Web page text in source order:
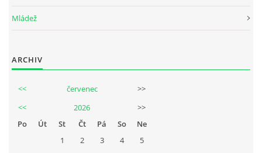
Mládež
ARCHIV
<< červenec
>>
<<
2026
>>
Po
Út St Čt Pá So
Ne
1
2 3 4
5